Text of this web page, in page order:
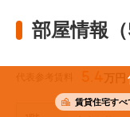
賃貸住宅すべ
部屋情報（
5.4 万